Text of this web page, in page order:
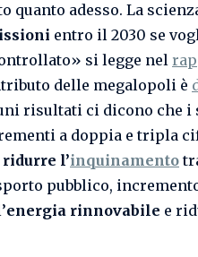
quanto adesso. La
entro il 2030 se
si legge nel
delle megalopoli è
risultati ci dicono che i
a doppia e tripla
ridurre l’inquinamento
pubblico,
energia rinnovabile e